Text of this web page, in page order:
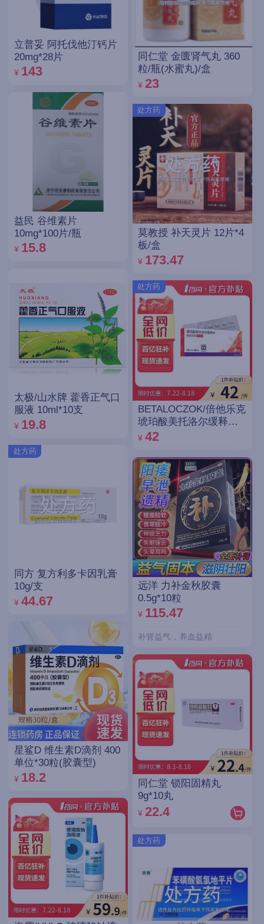
立普妥 阿托伐他汀钙片
20mg*28片
¥ 143
益民 谷维素片
10mg*100片/瓶
¥ 15.8
太极/山水牌 藿香正气口
服液 10ml*10支
¥ 19.8
处方药
同方 复方利多卡因乳膏
10g/支
¥ 44.67
星鲨D 维生素D滴剂 400
单位*30粒(胶囊型)
¥ 18.2
同仁堂 金匮肾气丸 360
粒/瓶(水蜜丸)/盒
¥ 23
处方药
莫教授 补天灵片 12片*4
板/盒
¥ 173.47
处方药
BETALOCZOK/倍他乐克
琥珀酸美托洛尔缓释片
47.5mg*14片*2板
¥ 42
远洋 力补金秋胶囊
0.5g*10粒
¥ 115.47
补肾益气，养血益精
同仁堂 锁阳固精丸
9g*10丸
¥ 22.4
处方药